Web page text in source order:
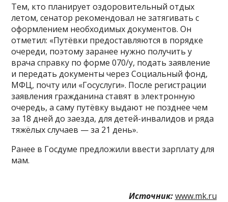
Тем, кто планирует оздоровительный отдых
летом, сенатор рекомендовал не затягивать с
оформлением необходимых документов. Он
отметил: «Путёвки предоставляются в порядке
очереди, поэтому заранее нужно получить у
врача справку по форме 070/у, подать заявление
и передать документы через Социальный фонд,
МФЦ, почту или «Госуслуги». После регистрации
заявления гражданина ставят в электронную
очередь, а саму путёвку выдают не позднее чем
за 18 дней до заезда, для детей-инвалидов и ряда
тяжёлых случаев — за 21 день».
Ранее в Госдуме предложили ввести зарплату для
мам.
Источник: www.mk.ru